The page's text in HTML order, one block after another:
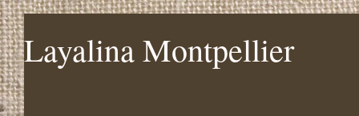
Layalina Montpellier